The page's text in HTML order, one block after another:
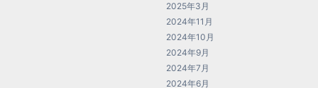
2025年3月
2024年11月
2024年10月
2024年9月
2024年7月
2024年6月